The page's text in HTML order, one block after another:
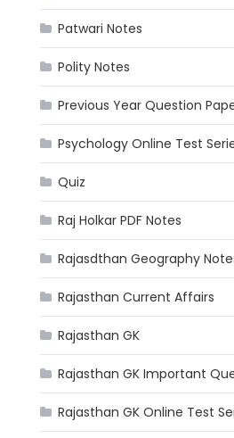
Patwari Notes
Polity Notes
Previous Year Question
Psychology Online Test
Quiz
Raj Holkar PDF Notes
Rajasdthan Geography
Rajasthan Current Affairs
Rajasthan GK
Rajasthan GK Important
Rajasthan GK Online Test